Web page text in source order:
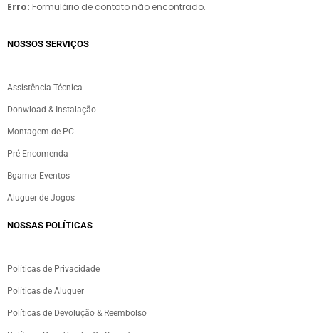
Erro: Formulário de contato não encontrado.
NOSSOS SERVIÇOS​
Assistência Técnica
Donwload & Instalação
Montagem de PC
Pré-Encomenda
Bgamer Eventos
Aluguer de Jogos
NOSSAS POLÍTICAS
Políticas de Privacidade
Políticas de Aluguer
Políticas de Devolução & Reembolso